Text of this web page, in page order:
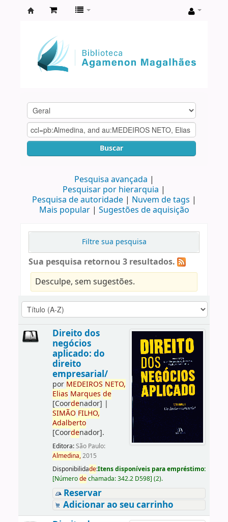
Agamenon
Magalhães
Buscar
Pesquisa avançada
Pesquisar por hierarquia
Pesquisa de autoridade
Nuvem de tags
Mais popular
Sugestões de aquisição
Filtre sua pesquisa
Sua pesquisa retornou 3 resultados.
Desculpe, sem sugestões.
Direito dos
negócios
aplicado: do
direito
empresarial/
por MEDEIROS NETO,
Elias Marques de
[Coordenador] |
SIMÃO FILHO,
Adalberto
[Coordenador].
Editora:São Paulo:
Almedina,2015
Disponibilidade:Itens disponíveis para empréstimo:
[Númerodechamada:342.2 D598] (2).
Reservar
Adicionar ao seu carrinho